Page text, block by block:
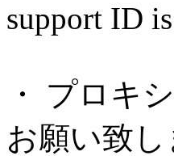
support ID
・ プロキ
お願い致し